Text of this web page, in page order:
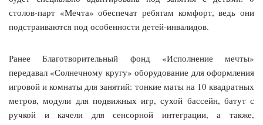
столов-парт «Мечта» обеспечат ребятам комфорт, ведь они
подстраиваются под особенности детей-инвалидов.
Ранее Благотворительный фонд «Исполнение мечты»
передавал «Солнечному кругу» оборудование для оформления
игровой и комнаты для занятий: тонкие маты на 10 квадратных
метров, модули для подвижных игр, сухой бассейн, батут с
ручкой и качели для сенсорной интеграции, а также,